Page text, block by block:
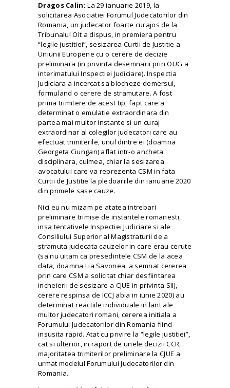
Dragos Calin: La 29 ianuarie 2019, la
solicitarea Asociatiei Forumul Judecatorilor din
Romania, un judecator foarte curajos de la
Tribunalul Olt a dispus, in premiera pentru
“legile justitiei”, sesizarea Curtii de Justitie a
Uniunii Europene cu o cerere de decizie
preliminara (in privinta desemnarii prin OUG a
interimatului Inspectiei Judiciare). Inspectia
Judiciara a incercat sa blocheze demersul,
formuland o cerere de stramutare. A fost
prima trimitere de acest tip, fapt care a
determinat o emulatie extraordinara din
partea mai multor instante si un curaj
extraordinar al colegilor judecatori care au
efectuat trimiterile, unul dintre ei (doamna
Georgeta Ciungan) aflat intr-o ancheta
disciplinara, culmea, chiar la sesizarea
avocatului care va reprezenta CSM in fata
Curtii de Justitie la pledoariile din ianuarie 2020
din primele sase cauze.
Nici eu nu mizam pe atatea intrebari
preliminare trimise de instantele romanesti,
insa tentativele Inspectiei Judiciare si ale
Consiliului Superior al Magistraturii de a
stramuta judecata cauzelor in care erau cerute
(sa nu uitam ca presedintele CSM de la acea
data, doamna Lia Savonea, a semnat cererea
prin care CSM a solicitat chiar desfiintarea
incheierii de sesizare a CJUE in privinta SIIJ,
cerere respinsa de ICCJ abia in iunie 2020) au
determinat reactiile individuale in lant ale
multor judecatori romani, cererea initiala a
Forumului Judecatorilor din Romania fiind
insusita rapid. Atat cu privire la “legile justitiei”,
cat si ulterior, in raport de unele deciziiCCR,
majoritatea trimiterilor preliminare la CJUE a
urmat modelul Forumului Judecatorilor din
Romania.